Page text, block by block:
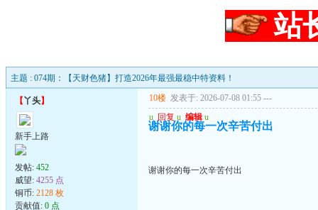
站
主题 : 074期：【天财色猪】打造2026年最强最稳中特资料！
【丫头】
新手上路
发帖: 452
威望: 4255 点
铜币: 2128 枚
贡献值: 0 点
10楼 发表于: 2026-07-08 01:55 ---
u 回复 u 编辑 u
谢谢你的每一次辛苦付出
谢谢你的每一次辛苦付出